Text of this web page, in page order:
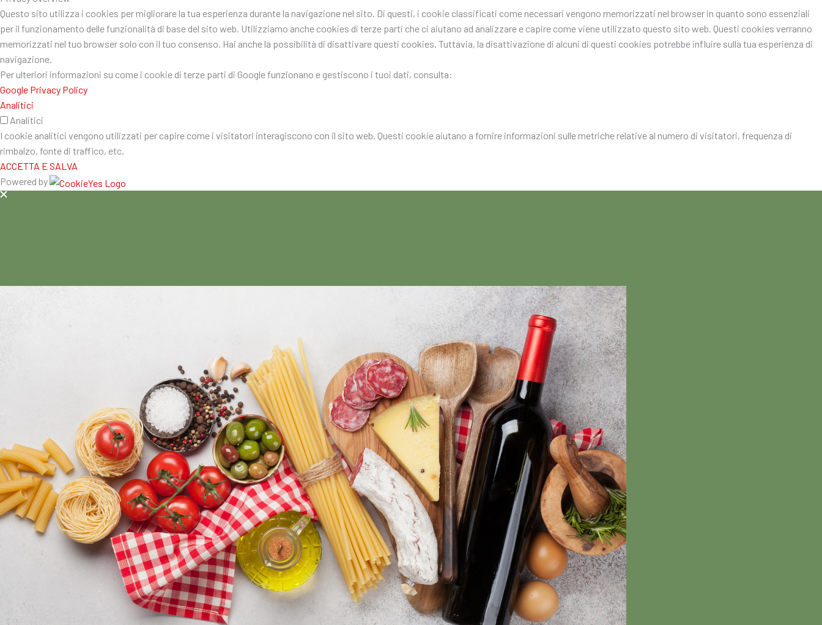
Questo sito utilizza i cookies per migliorare la tua esperienza durante la navigazione nel sito. Di questi, i cookie classificati come necessari vengono memorizzati nel browser in quanto sono essenziali
per il funzionamento delle funzionalità di base del sito web. Utilizziamo anche cookies di terze parti che ci aiutano ad analizzare e capire come viene utilizzato questo sito web. Questi cookies verranno
memorizzati nel tuo browser solo con il tuo consenso. Hai anche la possibilità di disattivare questi cookies. Tuttavia, la disattivazione di alcuni di questi cookies potrebbe influire sulla tua esperienza di
navigazione.
Per ulteriori informazioni su come i cookie di terze parti di Google funzionano e gestiscono i tuoi dati, consulta:
Google Privacy Policy
Analitici
Analitici
I cookie analitici vengono utilizzati per capire come i visitatori interagiscono con il sito web. Questi cookie aiutano a fornire informazioni sulle metriche relative al numero di visitatori, frequenza di
rimbalzo, fonte di traffico, etc.
ACCETTA E SALVA
Powered by